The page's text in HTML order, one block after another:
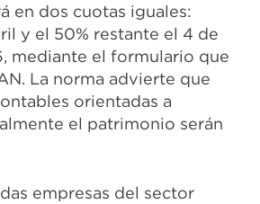
en dos cuotas iguales:
y el 50% restante el 4 de
mediante el formulario que
La norma advierte que
orientadas a
el patrimonio serán
empresas del sector